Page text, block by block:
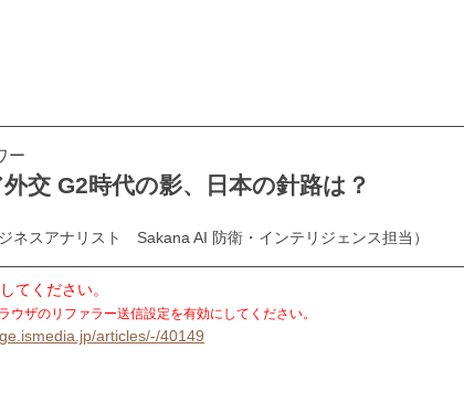
ー
交 G2時代の影、日本の針路は？
ネスアナリスト Sakana AI 防衛・インテリジェンス担当）
てください。
ウザのリファラー送信設定を有効にしてください。
articles/-/40149